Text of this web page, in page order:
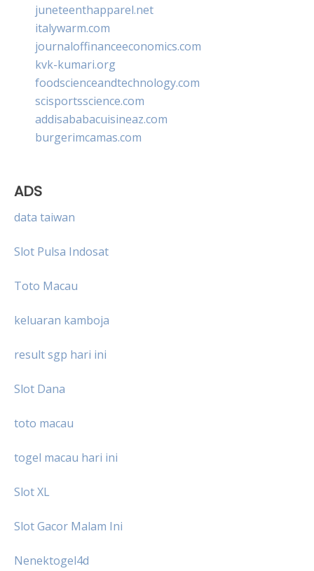
juneteenthapparel.net
italywarm.com
journaloffinanceeconomics.com
kvk-kumari.org
foodscienceandtechnology.com
scisportsscience.com
addisababacuisineaz.com
burgerimcamas.com
ADS
data taiwan
Slot Pulsa Indosat
Toto Macau
keluaran kamboja
result sgp hari ini
Slot Dana
toto macau
togel macau hari ini
Slot XL
Slot Gacor Malam Ini
Nenektogel4d